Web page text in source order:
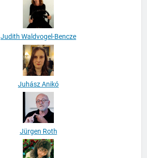
Judith Waldvogel-Bencze
Juhász Anikó
Jürgen Roth